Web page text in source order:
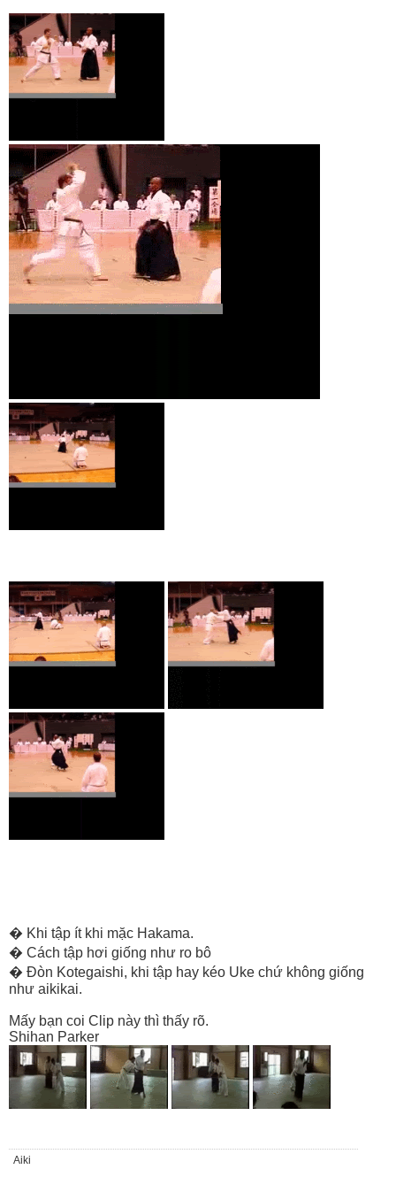
� Khi tập ít khi mặc Hakama.
� Cách tập hơi giống như ro bô
� Đòn Kotegaishi, khi tập hay kéo Uke chứ không giống
như aikikai.
Mấy bạn coi Clip này thì thấy rõ.
Shihan Parker
Aiki